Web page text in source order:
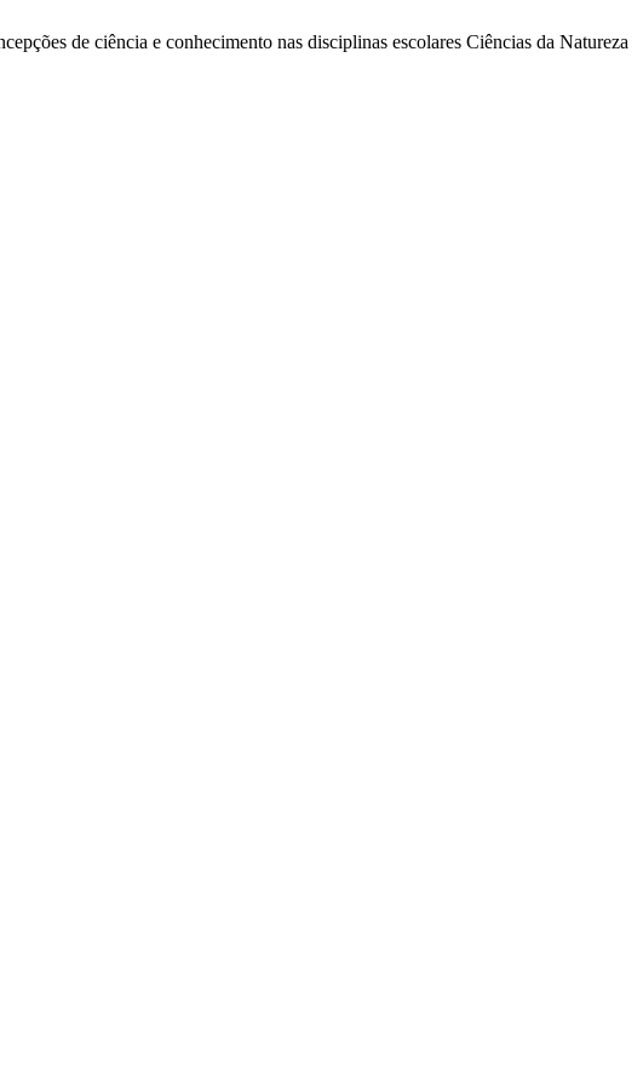
de ciência e conhecimento nas disciplinas escolares Ciências da Natureza